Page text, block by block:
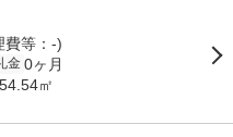
費等：-)
金 0ヶ月
54.54㎡